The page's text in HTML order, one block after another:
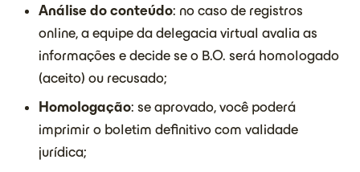
Análise do conteúdo: no caso de registros
online, a equipe da delegacia virtual avalia as
informações e decide se o B.O. será homologado
(aceito) ou recusado;
Homologação: se aprovado, você poderá
imprimir o boletim definitivo com validade
jurídica;